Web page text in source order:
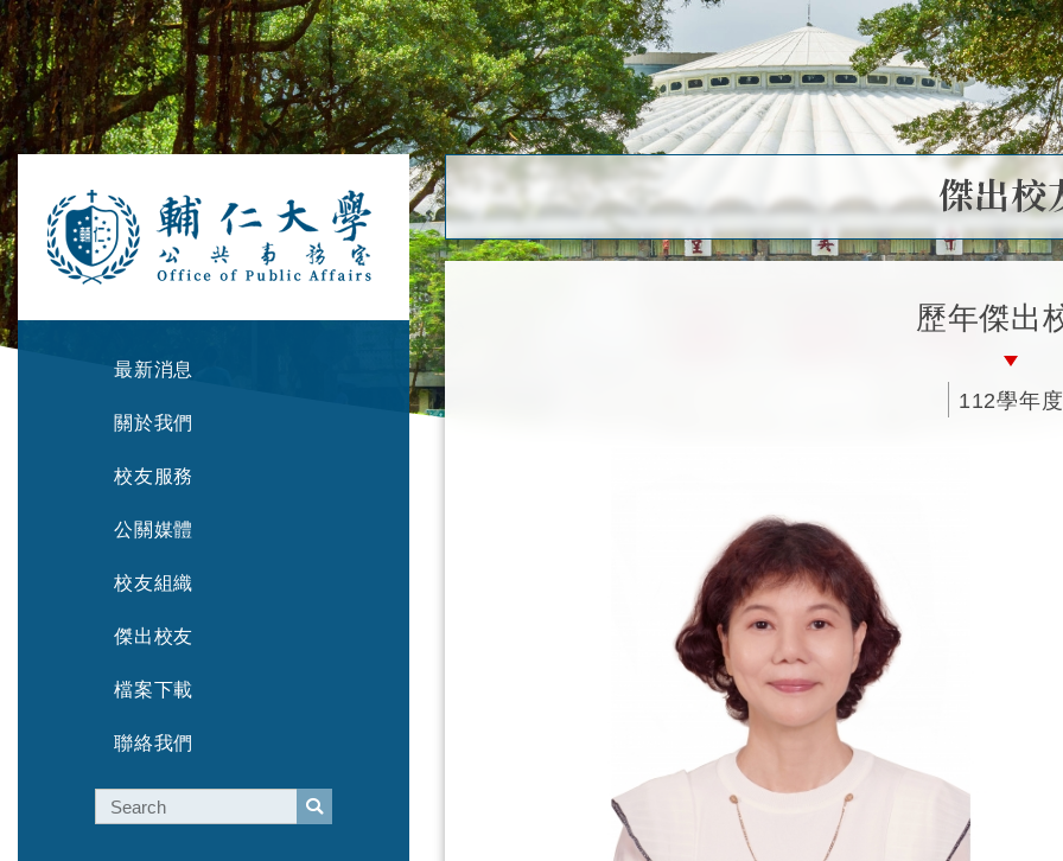
最新消息
關於我們
校友服務
公關媒體
校友組織
傑出校友
檔案下載
聯絡我們
傑出校
歷年傑出
112學年度